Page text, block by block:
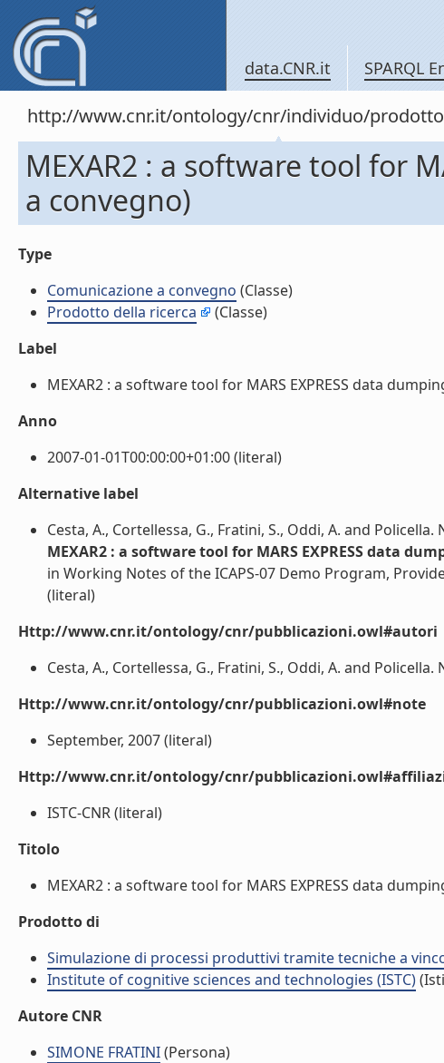
data.CNR.it SPARQL
http://www.cnr.it/ontology/cnr/individuo/
MEXAR2 : a software tool for
a convegno)
Type
Comunicazione a convegno (Classe)
Prodotto della ricerca
(Classe)
Label
MEXAR2 : a software tool for MARS EXPRESS data
Anno
2007-01-01T00:00:00+01:00 (literal)
Alternative label
Cesta, A., Cortellessa, G., Fratini, S., Oddi, A. and Policella.
MEXAR2 : a software tool for MARS EXPRESS data
in Working Notes of the ICAPS-07 Demo Program,
(literal)
Http://www.cnr.it/ontology/cnr/pubblicazioni.owl#autori
Cesta, A., Cortellessa, G., Fratini, S., Oddi, A. and Policella.
Http://www.cnr.it/ontology/cnr/pubblicazioni.owl#note
September, 2007 (literal)
Http://www.cnr.it/ontology/cnr/
ISTC-CNR (literal)
Titolo
MEXAR2 : a software tool for MARS EXPRESS data
Prodotto di
Simulazione di processi produttivi tramite tecniche a
Institute of cognitive sciences and technologies (ISTC)
Autore CNR
SIMONE FRATINI(Persona)